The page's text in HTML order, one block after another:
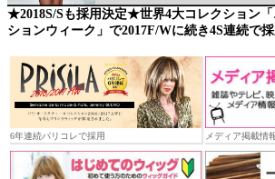
★2018S/Sも採用決定★世界4大コレクション
ションウィーク」で2017F/Wに続き4S連続で
6年連続パリコレで採用 メディア掲載情